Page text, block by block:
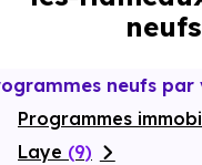
neufs par
Programmes
Laye (9)